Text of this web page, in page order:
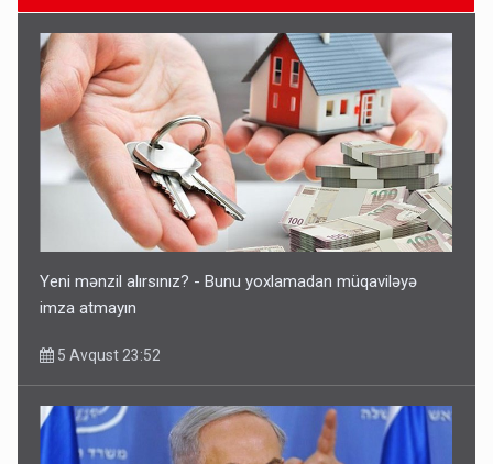
Ərdoğana sui-qəsd planının iştirakçısı detalları açıqladı
5 Avqust 16:56
Yeni mənzil alırsınız? - Bunu yoxlamadan müqaviləyə
imza atmayın
5 Avqust 23:52